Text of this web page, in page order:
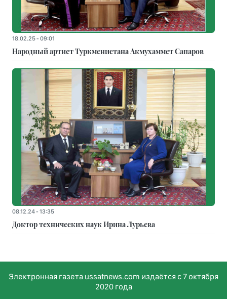
18.02.25 - 09:01
Народный артист Туркменистана Акмухаммет Сапаров
08.12.24 - 13:35
Доктор технических наук Ирина Лурьева
Электронная газета ussatnews.com издаётся с 7 октября
2020 года